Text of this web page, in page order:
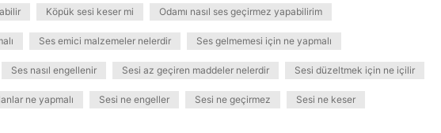
Köpük sesi keser mi Odamı nasıl ses geçirmez yapabilirim
Ses emici malzemeler nelerdir Ses gelmemesi için ne yapmalı
Ses nasıl engellenir Sesi az geçiren maddeler nelerdir Sesi düzeltmek için ne içilir
ne yapmalı Sesi ne engeller Sesi ne geçirmez Sesi ne keser